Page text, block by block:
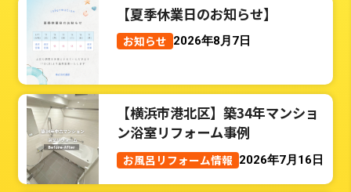
【夏季休業日のお知らせ】
お知らせ 2026年8月7日
【横浜市港北区】築34年マンショ
ン浴室リフォーム事例
お風呂リフォーム情報 2026年7月16日